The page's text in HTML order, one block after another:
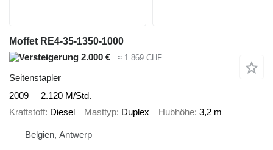
Moffet RE4-35-1350-1000
2.000 €
≈ 1.869 CHF
Seitenstapler
2009
2.120 M/Std.
Kraftstoff Diesel Masttyp Duplex Hubhöhe 3,2 m
Belgien, Antwerp